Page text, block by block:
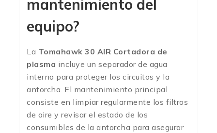
mantenimiento del
equipo?
La Tomahawk 30 AIR Cortadora de
plasma incluye un separador de agua
interno para proteger los circuitos y la
antorcha. El mantenimiento principal
consiste en limpiar regularmente los filtros
de aire y revisar el estado de los
consumibles de la antorcha para asegurar